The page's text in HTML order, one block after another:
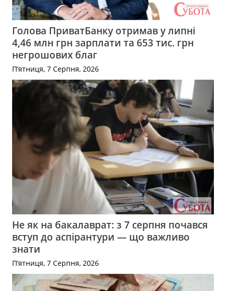
Голова ПриватБанку отримав у липні
4,46 млн грн зарплати та 653 тис. грн
негрошових благ
П’ятниця, 7 Серпня, 2026
Не як на бакалаврат: з 7 серпня почався
вступ до аспірантури — що важливо
знати
П’ятниця, 7 Серпня, 2026